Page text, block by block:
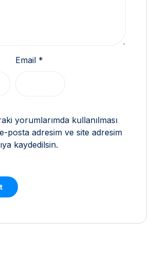
Email *
yorumlarımda kullanılması
posta adresim ve site adresim
kaydedilsin.